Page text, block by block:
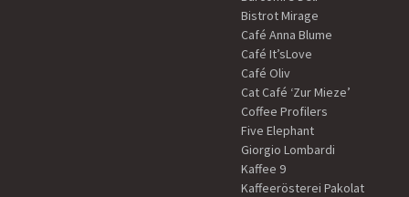
Bistrot Mirage
Café Anna Blume
Café It’sLove
Café Oliv
Cat Café ‘Zur Mieze’
Coffee Profilers
Five Elephant
Giorgio Lombardi
Kaffee 9
Kaffeerösterei Pakolat